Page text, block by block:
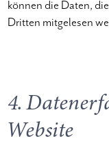
können die Daten,
Dritten mitgelesen
4.
Website